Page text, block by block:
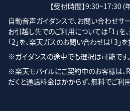
【受付時間】9:30~17:30（
自動音声ガイダンスで、お問い合わせサ
お引越し先でのご利用については「1」
「2」を、楽天ガスのお問い合わせは「3」を
※ガイダンスの途中でも選択は可能です。
※楽天モバイルにご契約中のお客様は
だくと通話料金はかからず、無料でご利用